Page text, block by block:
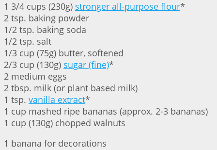
1 3/4 cups (230g) stronger all-purpose flour*
2 tsp. baking powder
1/2 tsp. baking soda
1/2 tsp. salt
1/3 cup (75g) butter, softened
2/3 cup (130g) sugar (fine)*
2 medium eggs
2 tbsp. milk (or plant based milk)
1 tsp. vanilla extract*
1 cup mashed ripe bananas (approx. 2-3 bananas)
1 cup (130g) chopped walnuts
1 banana for decorations